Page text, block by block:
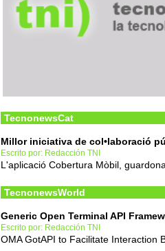
TecnonewsCat
Millor iniciativa de col•laboració
Escrito por: Redacción TNI
L'aplicació Cobertura Mòbil,
TecnonewsWorld
Generic Open Terminal API
Escrito por: Redacción TNI
OMA GotAPI to Facilitate Interaction